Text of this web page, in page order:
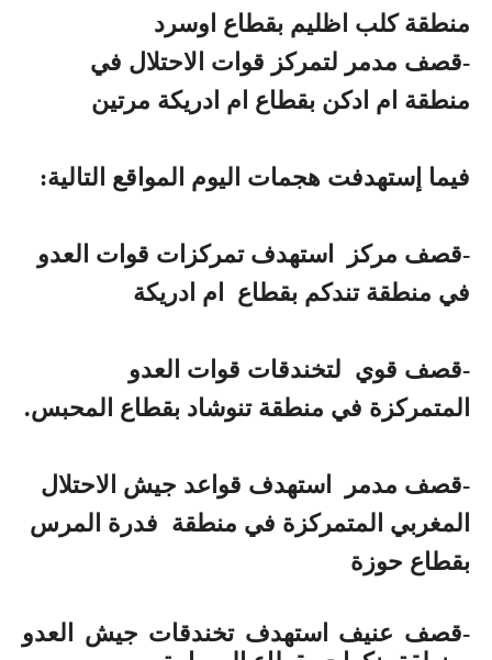
منطقة كلب اظليم بقطاع اوسرد
-قصف مدمر لتمركز قوات الاحتلال في
منطقة ام ادكن بقطاع ام ادريكة مرتين
فيما إستهدفت هجمات اليوم المواقع التالية:
-قصف مركز استهدف تمركزات قوات العدو
في منطقة تندكم بقطاع ام ادريكة
-قصف قوي لتخندقات قوات العدو
المتمركزة في منطقة تنوشاد بقطاع المحبس.
-قصف مدمر استهدف قواعد جيش الاحتلال
المغربي المتمركزة في منطقة فدرة المرس
بقطاع حوزة
-قصف عنيف استهدف تخندقات جيش العدو